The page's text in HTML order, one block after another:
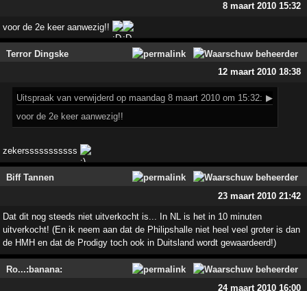
8 maart 2010 15:32
voor de 2e keer aanwezig!!
Terror Dingske
12 maart 2010 18:38
Uitspraak van verwijderd op maandag 8 maart 2010 om 15:32: ▶
voor de 2e keer aanwezig!!
zekersssssssssss
Biff Tannen
23 maart 2010 21:42
Dat dit nog steeds niet uitverkocht is... In NL is het in 10 minuten
uitverkocht! (En ik neem aan dat de Philipshalle niet heel veel groter is dan
de HMH en dat de Prodigy toch ook in Duitsland wordt gewaardeerd!)
Ro...:banana:
24 maart 2010 16:00